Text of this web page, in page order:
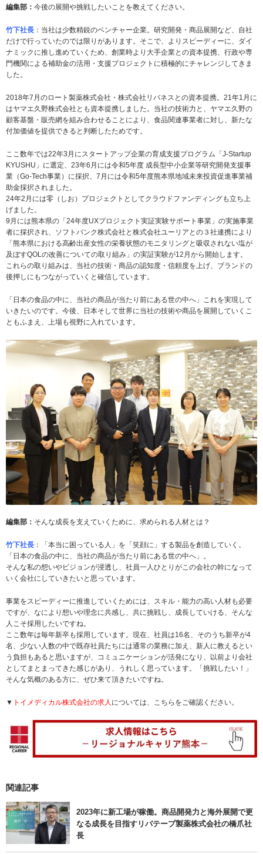
編集部： 今後の展開や挑戦したいことを教えてください。
竹下社長 ：当社は少数精鋭のベンチャー企業。研究開発・商品展開など、自社
だけで行っていたのでは限りがあります。そこで、よりスピーディーに、ダイ
ナミックに推し進めていくため、創業時より大手企業との資本提携、行政や専
門機関による補助金の活用・支援プロジェクトに積極的にチャレンジしてきま
した。
2018年7月のロート製薬株式会社・株式会社リバネスとの資本提携。21年1月に
はヤマエ久野株式会社とも資本提携しました。当社の技術力と、ヤマエ久野の
顧客基盤・販売網を組み合わせることにより、食品関連事業者に対し、新たな
付加価値を提供できると判断したためです。
ここ数年では22年3月にスタートアップ企業の育成支援プログラム「J-Startup
KYUSHU」に選定、23年6月には令和5年度 成長型中小企業等研究開発支援事
業（Go-Tech事業）に採択、7月には令和5年度熊本県地域未来投資促進事業補
助金採択されました。
24年2月には零（しお）プロジェクトとしてクラウドファンディングも立ち上
げました。
9月には熊本県の「24年度UXプロジェクト実証実験サポート事業」の実施事業
者に採択され、ソフトバンク株式会社と株式会社ユーリアとの３社連携により
「熊本県における高齢出産女性の栄養状態のモニタリングと吸収されない塩が
及ぼすQOLの改善についての取り組み」の実証実験が12月から開始します。
これらの取り組みは、当社の技術・商品の認知度・信頼度を上げ、ブランドの
後押しにもつながっていくと確信しています。
「日本の食品の中に、当社の商品が当たり前にある世の中へ」これを実現して
いきたいのです。今後、日本そして世界に当社の技術や商品を展開していくこ
ともふまえ、上場も視野に入れています。
編集部： そんな成長を支えていくために、求められる人材とは？
竹下社長 ：「本当に困っている人」を「笑顔に」する製品を創造していく。
「日本の食品の中に、当社の商品が当たり前にある世の中へ」。
そんな私の想いやビジョンが浸透し、社員一人ひとりがこの会社の幹になって
いく会社にしていきたいと思っています。
事業をスピーディーに推進していくためには、スキル・能力の高い人材も必要
ですが、なにより想いや理念に共感し、共に挑戦し、成長していける、そんな
人こそ採用したいですね。
ここ数年は毎年新卒も採用しています。現在、社員は16名、そのうち新卒が4
名、少ない人数の中で既存社員たちには通常の業務に加え、新人に教えるとい
う負担もあると思いますが、コミュニケーションが活発になり、以前より会社
としてまとまってきた感じがあり、うれしく思っています。「挑戦したい！」
そんな気概のある方に、ぜひ来て頂きたいですね。
▼ トイメディカル株式会社の求人 については、こちらをご確認ください。
関連記事
2023年に新工場が稼働。商品開発力と海外展開で更
なる成長を目指すリバテープ製薬株式会社の橋爪社
長